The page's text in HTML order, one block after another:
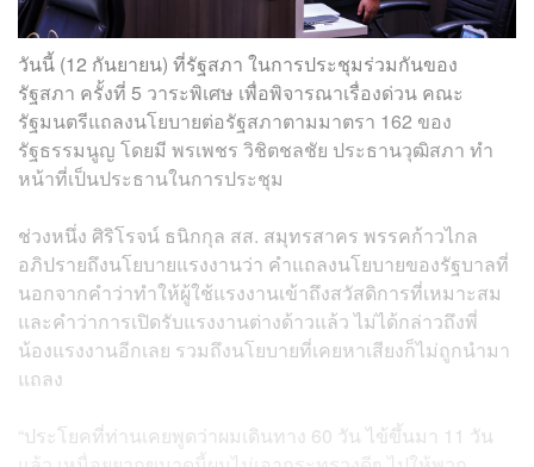
วันนี้ (12 กันยายน) ที่รัฐสภา ในการประชุมร่วมกันของ
รัฐสภา ครั้งที่ 5 วาระพิเศษ เพื่อพิจารณาเรื่องด่วน คณะ
รัฐมนตรีแถลงนโยบายต่อรัฐสภาตามมาตรา 162 ของ
รัฐธรรมนูญ โดยมี พรเพชร วิชิตชลชัย ประธานวุฒิสภา ทำ
หน้าที่เป็นประธานในการประชุม
ช่วงหนึ่ง ศิริโรจน์ ธนิกกุล สส. สมุทรสาคร พรรคก้าวไกล
อภิปรายถึงนโยบายแรงงานว่า คำแถลงนโยบายของรัฐบาลที่
นอกจากคำว่าทำให้ผู้ใช้แรงงานเข้าถึงสวัสดิการที่เหมาะสม
และคำว่าการเปิดรับแรงงานต่างด้าวแล้ว ไม่ได้กล่าวถึงพี่
น้องแรงงานอีกเลย รวมถึงนโยบายที่เคยหาเสียงก็ไม่ถูกนำมา
แถลง
“ประโยคที่ท่านเคยพูดว่าผมเดินทาง 60 วัน ไข้ขึ้นมา 11 วัน